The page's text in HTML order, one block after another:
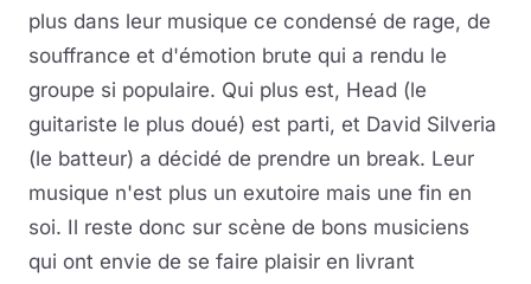
plus dans leur musique ce condensé de rage, de
souffrance et d'émotion brute qui a rendu le
groupe si populaire. Qui plus est, Head (le
guitariste le plus doué) est parti, et David Silveria
(le batteur) a décidé de prendre un break. Leur
musique n'est plus un exutoire mais une fin en
soi. Il reste donc sur scène de bons musiciens
qui ont envie de se faire plaisir en livrant